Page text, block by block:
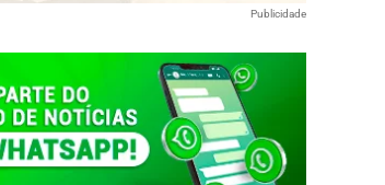
Publicidade